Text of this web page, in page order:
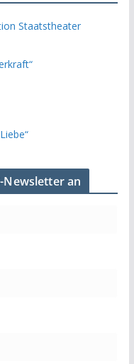
Staatstheater
Newsletter an